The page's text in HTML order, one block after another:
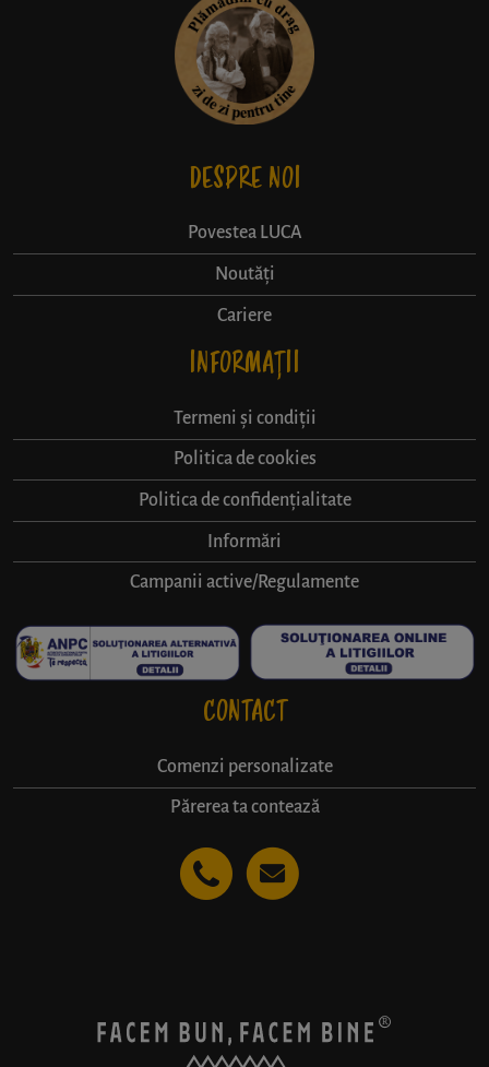
DESPRE NOI
Povestea LUCA
Noutăți
Cariere
INFORMAȚII
Termeni și condiții
Politica de cookies
Politica de confidențialitate
Informări
Campanii active/Regulamente
CONTACT
Comenzi personalizate
Părerea ta contează